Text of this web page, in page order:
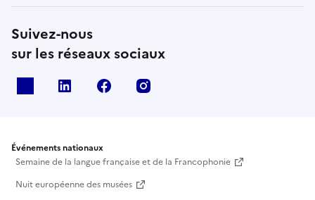
Suivez-nous
sur les réseaux sociaux
Linkedin Facebook
Événements nationaux
Semaine de la langue française et de la Francophonie
Nuit européenne des musées